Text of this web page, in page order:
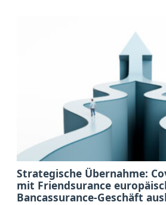
Strategische Übernahme:
mit Friendsurance
Bancassurance-Geschäft